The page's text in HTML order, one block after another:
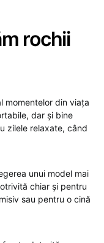
rochii
momentelor din viața
dar și bine
zilele relaxate, când
unui model mai
chiar și pentru
sau pentru o cină